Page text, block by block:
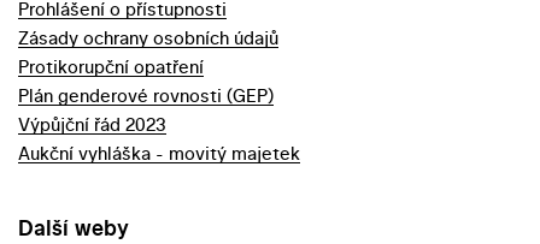
Prohlášení o přístupnosti
Zásady ochrany osobních údajů
Protikorupční opatření
Plán genderové rovnosti (GEP)
Výpůjční řád 2023
Aukční vyhláška - movitý majetek
Další weby